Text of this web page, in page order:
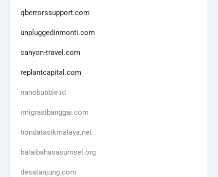
qberrorssupport.com
unpluggedinmonti.com
canyon-travel.com
replantcapital.com
nanobubble.id
imigrasibanggai.com
hondatasikmalaya.net
balaibahasasumsel.org
desatanjung.com